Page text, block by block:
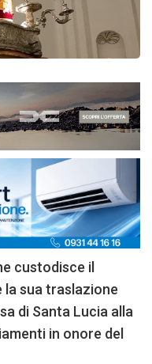
custodisce il
la sua traslazione
di Santa Lucia alla
in onore del